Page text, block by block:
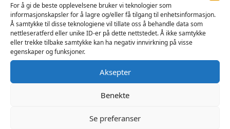
For å gi de beste opplevelsene bruker vi teknologier som
informasjonskapsler for å lagre og/eller få tilgang til enhetsinformasjon.
Å samtykke til disse teknologiene vil tillate oss å behandle data som
nettleseratferd eller unike ID-er på dette nettstedet. Å ikke samtykke
eller trekke tilbake samtykke kan ha negativ innvirkning på visse
egenskaper og funksjoner.
Aksepter
Benekte
Se preferanser
Kun 1 på lager
Legg I Handlekurv
Kategorier:
Sexleketøy